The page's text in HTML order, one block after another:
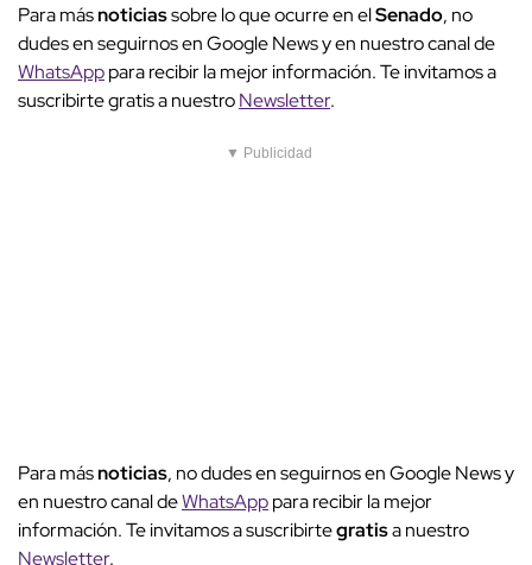
Para másnoticiassobre lo que ocurre en elSenado, no
dudes en seguirnos en Google News y en nuestro canal de
WhatsApppara recibir la mejor información. Te invitamos a
suscribirte gratis a nuestroNewsletter.
▼ Publicidad
Para másnoticias, no dudes en seguirnos en Google News y
en nuestro canal deWhatsApppara recibir la mejor
información. Te invitamos a suscribirtegratisa nuestro
Newsletter.